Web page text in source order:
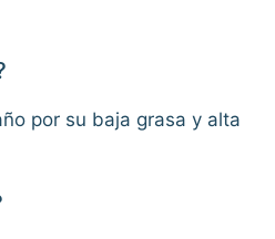
por su baja grasa y alta